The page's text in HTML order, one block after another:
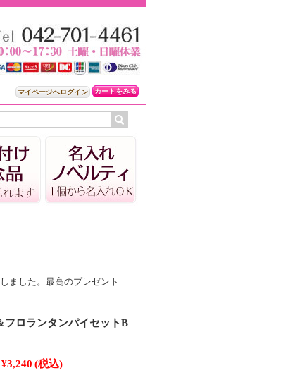
マイページへログイン カートをみる
ました。最高のプレゼント
フロランタンパイセットB
¥3,240 (税込)